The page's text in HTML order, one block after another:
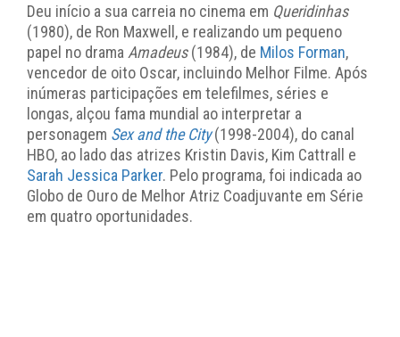
Deu início a sua carreia no cinema em Queridinhas
(1980), de Ron Maxwell, e realizando um pequeno
papel no drama Amadeus(1984), de Milos Forman,
vencedor de oito Oscar, incluindo Melhor Filme. Após
inúmeras participações em telefilmes, séries e
longas, alçou fama mundial ao interpretar a
personagem Sex and the City(1998-2004), do canal
HBO, ao lado das atrizes Kristin Davis, Kim Cattrall e
Sarah Jessica Parker. Pelo programa, foi indicada ao
Globo de Ouro de Melhor Atriz Coadjuvante em Série
em quatro oportunidades.